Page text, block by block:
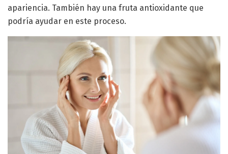
apariencia. También hay una fruta antioxidante que
podría ayudar en este proceso.